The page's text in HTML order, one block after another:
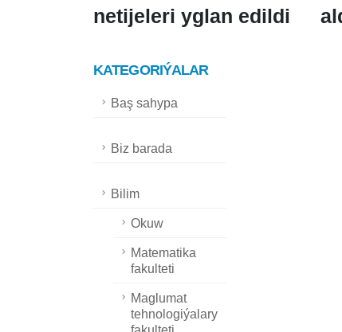
netijeleri yglan edildi
KATEGORIÝALAR
Baş sahypa
Biz barada
Bilim
Okuw
Matematika
fakulteti
Maglumat
tehnologiýalary